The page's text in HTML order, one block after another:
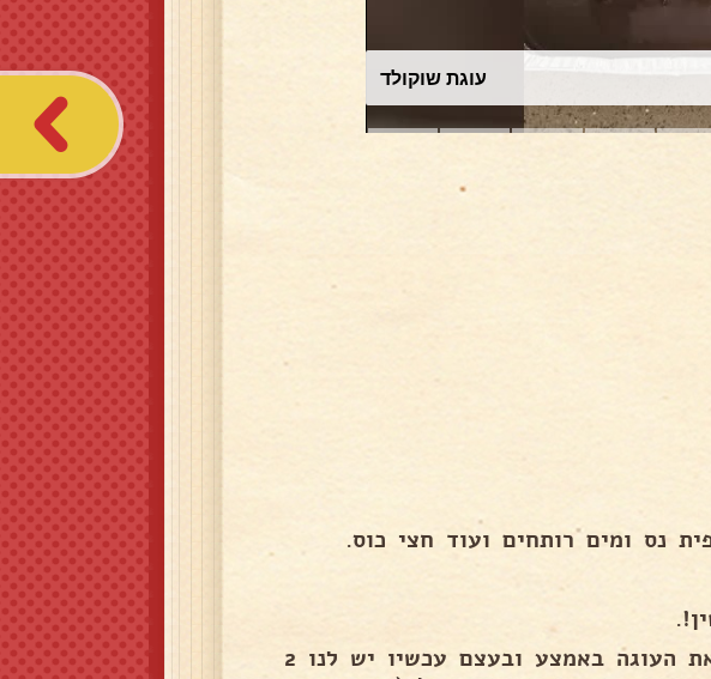
עוגת שוקולד
שלב ב:עם סכין גדולה וארוכה חותכים את העוגה באמצע ובעצם עכשיו יש לנו 2